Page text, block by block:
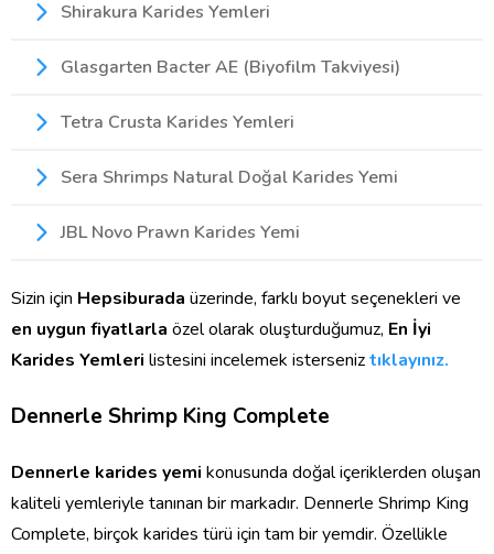
Shirakura Karides Yemleri
Glasgarten Bacter AE (Biyofilm Takviyesi)
Tetra Crusta Karides Yemleri
Sera Shrimps Natural Doğal Karides Yemi
JBL Novo Prawn Karides Yemi
Sizin için Hepsiburada üzerinde, farklı boyut seçenekleri ve
en uygun fiyatlarla özel olarak oluşturduğumuz, En İyi
Karides Yemleri listesini incelemek isterseniztıklayınız.
Dennerle Shrimp King Complete
Dennerle karides yemi konusunda doğal içeriklerden oluşan
kaliteli yemleriyle tanınan bir markadır. Dennerle Shrimp King
Complete, birçok karides türü için tam bir yemdir. Özellikle